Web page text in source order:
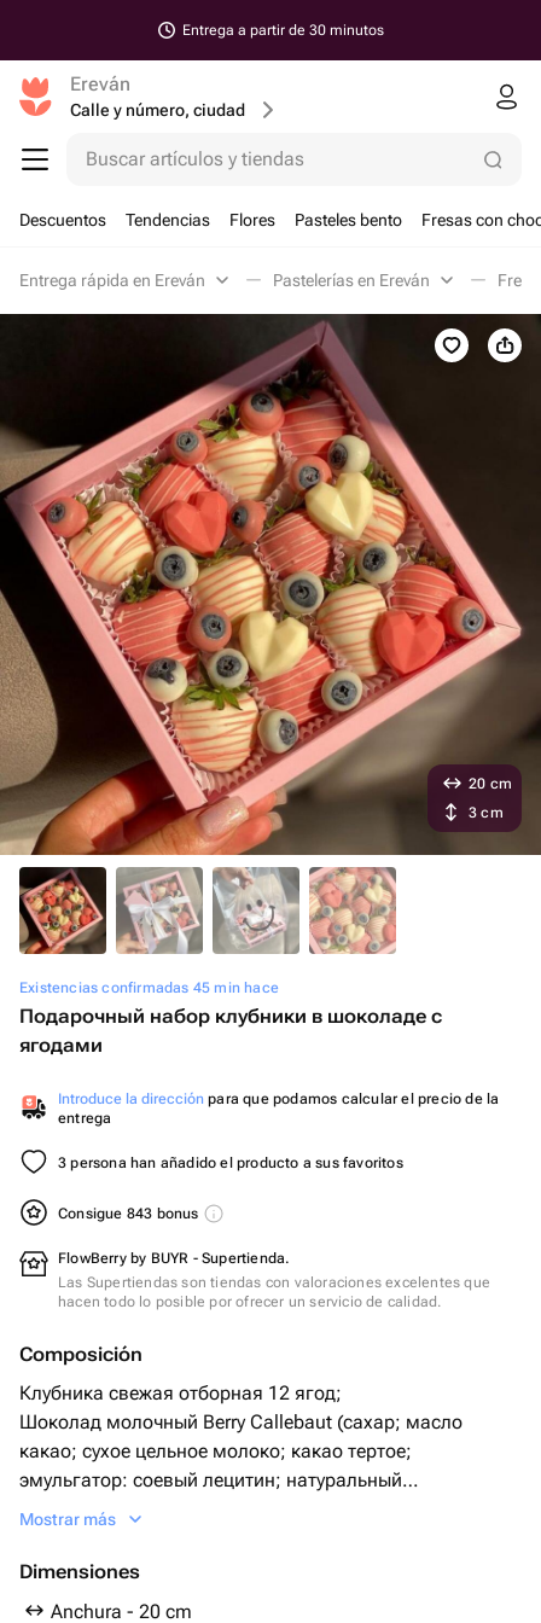
Entrega a partir de 30 minutos
Ereván
Calle y número, ciudad
Buscar artículos y tiendas
Descuentos Tendencias Flores Pasteles bento Fresas con
Entrega rápida en Ereván Pastelerías en Ereván
Existencias confirmadas 45 min hace
Подарочный набор клубники в шоколаде с
ягодами
Introduce la dirección para que podamos calcular el precio de la
entrega
3 persona han añadido el producto a sus favoritos
Consigue 843 bonus
FlowBerry by BUYR - Supertienda.
Las Supertiendas son tiendas con valoraciones excelentes que
hacen todo lo posible por ofrecer un servicio de calidad.
Composición
Клубника свежая отборная 12 ягод;
Шоколад молочный Berry Callebaut (сахар; масло
какао; сухое цельное молоко; какао тертое;
эмульгатор: соевый лецитин; натуральный
ароматизатор: ваниль);
Голубика целая
Mostrar más
Dimensiones
Anchura - 20 cm
20 cm
3 cm